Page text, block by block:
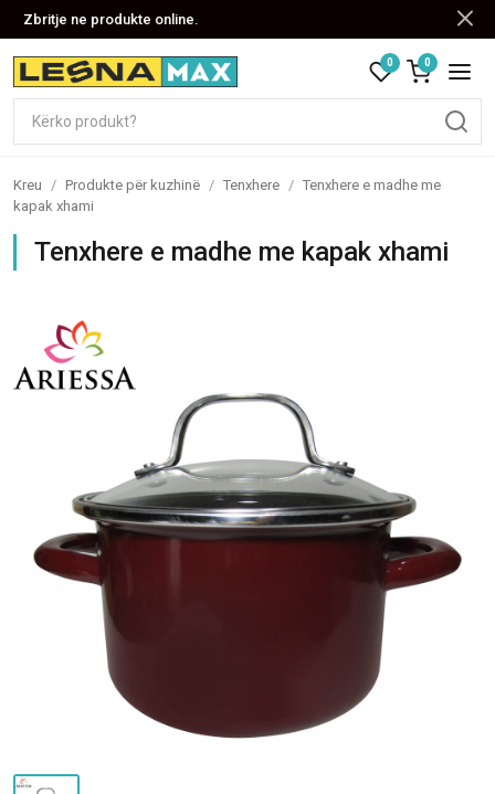
Zbritje ne produkte online.
0 0
Kreu / Produkte për kuzhinë / Tenxhere / Tenxhere e madhe me
kapak xhami
Tenxhere e madhe me kapak xhami